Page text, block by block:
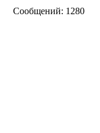
Сообщений: 1280